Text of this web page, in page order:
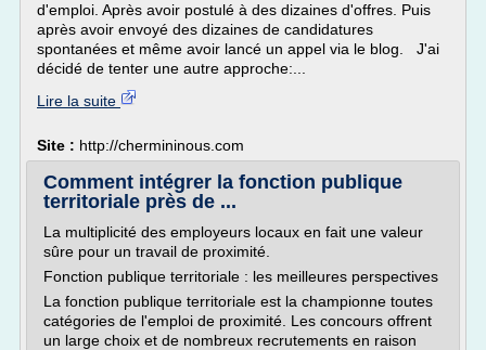
d'emploi. Après avoir postulé à des dizaines d'offres. Puis
après avoir envoyé des dizaines de candidatures
spontanées et même avoir lancé un appel via le blog. J'ai
décidé de tenter une autre approche:...
Lire la suite
Site : http://chermininous.com
Comment intégrer la fonction publique
territoriale près de ...
La multiplicité des employeurs locaux en fait une valeur
sûre pour un travail de proximité.
Fonction publique territoriale : les meilleures perspectives
La fonction publique territoriale est la championne toutes
catégories de l'emploi de proximité. Les concours offrent
un large choix et de nombreux recrutements en raison